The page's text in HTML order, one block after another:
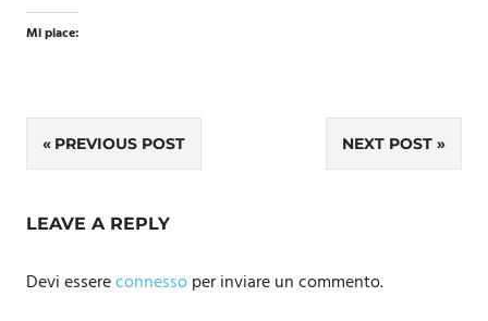
Mi piace:
Navigazione
PREVIOUS POST NEXT POST
LEAVE A REPLY
Devi essereconnessoper inviare un commento.